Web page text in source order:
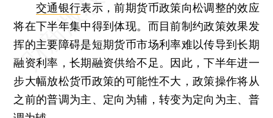
交通银行表示，前期货币政策向松调整的效应
将在下半年集中得到体现。而目前制约政策效果发
挥的主要障碍是短期货币市场利率难以传导到长期
融资利率，长期融资供给不足。因此，下半年进一
步大幅放松货币政策的可能性不大，政策操作将从
之前的普调为主、定向为辅，转变为定向为主、普